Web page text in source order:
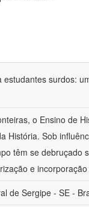
surdos:
o Ensino de
História. Sob
têm se debruçado
e
de Sergipe - SE -